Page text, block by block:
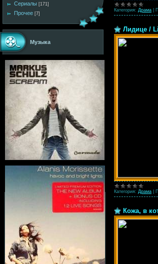
Сериалы [171]
Прочее [7]
Музыка
Категория: Драма
Лидице /
Категория: Драма
Кожа, в